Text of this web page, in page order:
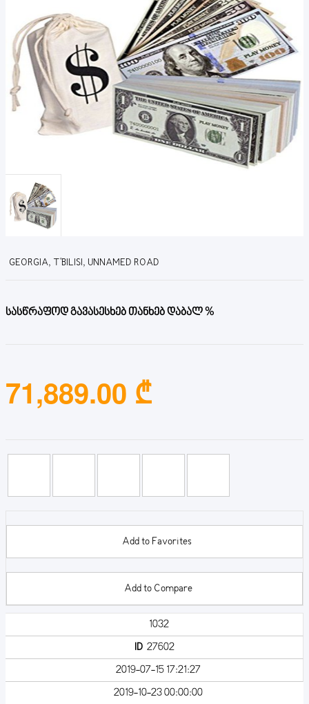
GEORGIA, T'BILISI, UNNAMED ROAD
სასწრაფოდ გავასესხებ თანხებ დაბალ %
71,889.00 ₾
Add to Favorites
Add to Compare
1032
ID27602
2019-07-15 17:21:27
2019-10-23 00:00:00